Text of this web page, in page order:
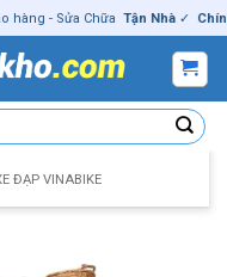
- Sửa Chữa Tận Nhà ✓ Chính
ĐẠP VINABIKE